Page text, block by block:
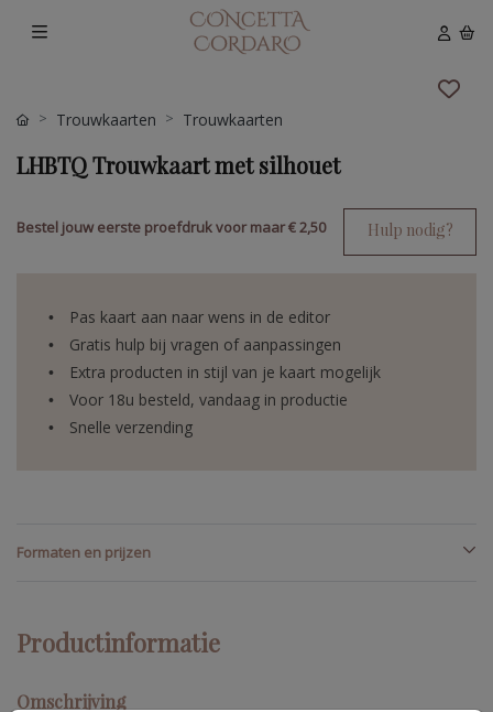
Trouwkaarten Trouwkaarten
LHBTQ Trouwkaart met silhouet
Bestel jouw eerste proefdruk voor maar€ 2,50 Hulp nodig?
Pas kaart aan naar wens in de editor
Gratis hulp bij vragen of aanpassingen
Extra producten in stijl van je kaart mogelijk
Voor 18u besteld, vandaag in productie
Snelle verzending
Formaten en prijzen
Productinformatie
Omschrijving